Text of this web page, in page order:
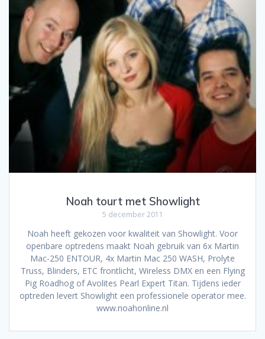
Noah tourt met Showlight
5 december 2011
Noah heeft gekozen voor kwaliteit van Showlight. Voor
openbare optredens maakt Noah gebruik van 6x Martin
Mac-250 ENTOUR, 4x Martin Mac 250 WASH, Prolyte
Truss, Blinders, ETC frontlicht, Wireless DMX en een Flying
Pig Roadhog of Avolites Pearl Expert Titan. Tijdens ieder
optreden levert Showlight een professionele operator mee.
www.noahonline.nl